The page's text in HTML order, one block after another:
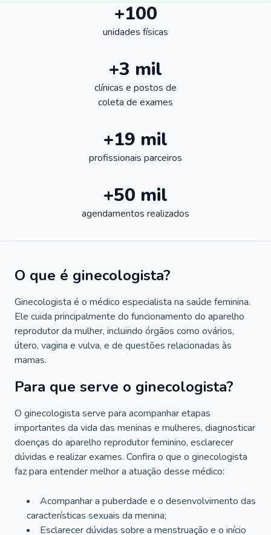
+100
unidades físicas
+3 mil
clínicas e postos de
coleta de exames
+19 mil
profissionais parceiros
+50 mil
agendamentos realizados
O que é ginecologista?
Ginecologista é o médico especialista na saúde feminina.
Ele cuida principalmente do funcionamento do aparelho
reprodutor da mulher, incluindo órgãos como ovários,
útero, vagina e vulva, e de questões relacionadas às
mamas.
Para que serve o ginecologista?
O ginecologista serve para acompanhar etapas
importantes da vida das meninas e mulheres, diagnosticar
doenças do aparelho reprodutor feminino, esclarecer
dúvidas e realizar exames. Confira o que o ginecologista
faz para entender melhor a atuação desse médico:
Acompanhar a puberdade e o desenvolvimento das
características sexuais da menina;
Esclarecer dúvidas sobre a menstruação e o início